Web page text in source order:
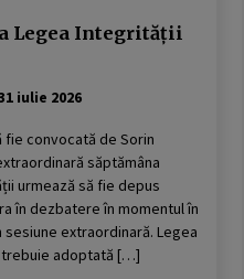
rezultate: cum sunt pedepsiți
pe care nu le-au făcut
critic la adresa
coaliție: Când guvernezi,
dorința de a face viața
nu mai rea. Atunci nu are
taie iar de la elevi.
Legea Integrității
iulie 2026
fie convocată de Sorin
săptămâna
urmează să fie depus
în dezbatere în momentul în
extraordinară. Legea
trebuie adoptată […]